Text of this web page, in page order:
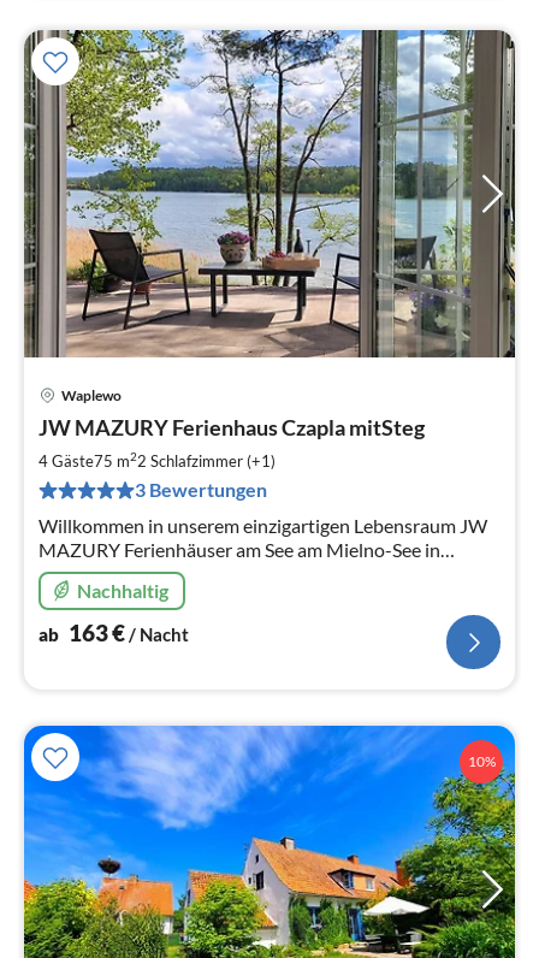
Waplewo
JW MAZURY Ferienhaus Czapla mitSteg
4 Gäste75 m22 Schlafzimmer (+1)
3 Bewertungen
Willkommen in unserem einzigartigen Lebensraum JW
MAZURY Ferienhäuser am See am Mielno-See in
Masuren. Der See ist ein großer und sauberer See mit
einer Länge von uber 8 km.
Nachhaltig
ab 163€/ Nacht
10%